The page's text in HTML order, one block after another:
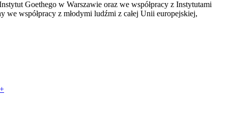
Goethego w Warszawie oraz we współpracy z Instytutami
współpracy z młodymi ludźmi z całej Unii europejskiej,